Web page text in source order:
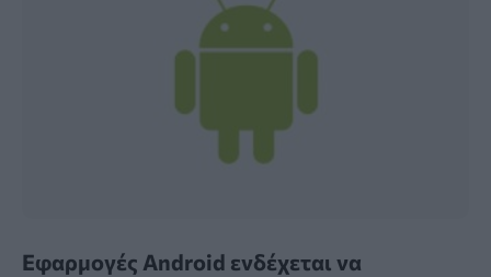
Εφαρμογές Android ενδέχεται να